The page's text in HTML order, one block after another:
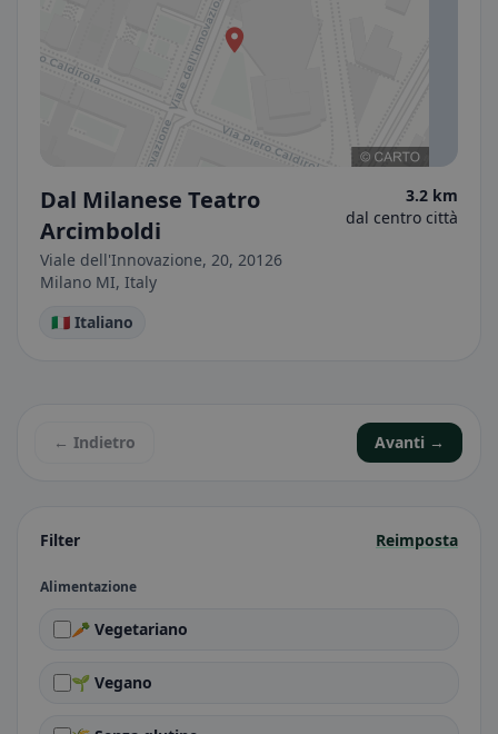
Filter Reimposta
Alimentazione
🥕 Vegetariano
🌱 Vegano
Dal Milanese Teatro
Arcimboldi
Viale dell'Innovazione, 20, 20126
Milano MI, Italy
3.2 km
dal centro città
🇮🇹 Italiano
← Indietro Avanti →